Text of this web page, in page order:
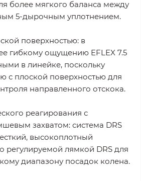
более мягкого баланса между
5-дырочным уплотнением.
поверхностью: в
гибкому ощущению EFLEX 7.5
в линейке, поскольку
с плоской поверхностью для
направленного отскока.
реагирования с
захватом: система DRS
высокоплотный
регулируемой лямкой DRS для
диапазону посадок колена.